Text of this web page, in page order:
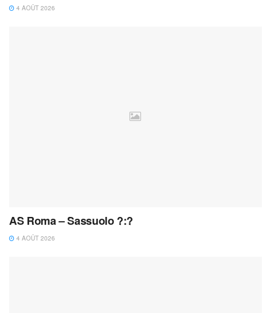
4 AOÛT 2026
AS Roma – Sassuolo ?:?
4 AOÛT 2026